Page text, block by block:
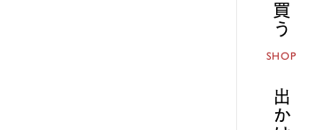
買う
SHOP